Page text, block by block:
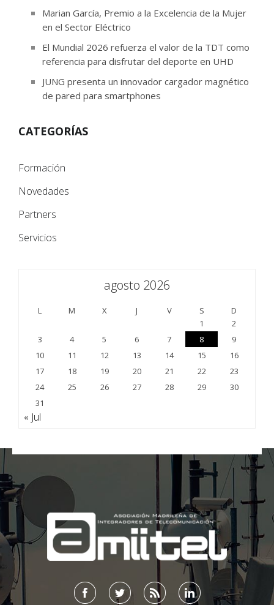
Marian García, Premio a la Excelencia de la Mujer
en el Sector Eléctrico
El Mundial 2026 refuerza el valor de la TDT como
referencia para disfrutar del deporte en UHD
JUNG presenta un innovador cargador magnético
de pared para smartphones
CATEGORÍAS
Formación
Novedades
Partners
Servicios
agosto 2026
L M X J V S
D
1
2
3
4 5 6 7 8
9
10
11 12 13 14 15
16
17
18 19 20 21 22
23
24
25 26 27 28 29
30
31
« Jul
;